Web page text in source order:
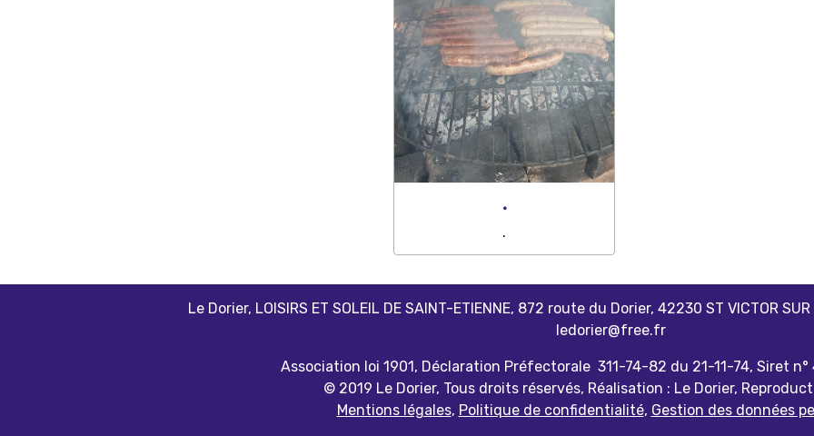
.
.
Le Dorier, LOISIRS ET SOLEIL DE SAINT-ETIENNE, 872 route du Dorier, 42230 ST VICTOR
ledorier@free.fr
Association loi 1901, Déclaration Préfectorale 311-74-82 du 21-11-74, Siret n°
© 2019 Le Dorier, Tous droits réservés, Réalisation : Le Dorier,
Mentions légales, Politique de confidentialité, Gestion des données